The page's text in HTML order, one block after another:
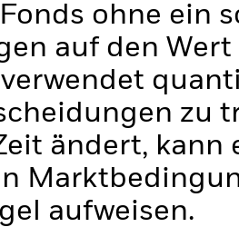
ohne ein
auf den
verwendet
zu
ändert,
aufweisen.